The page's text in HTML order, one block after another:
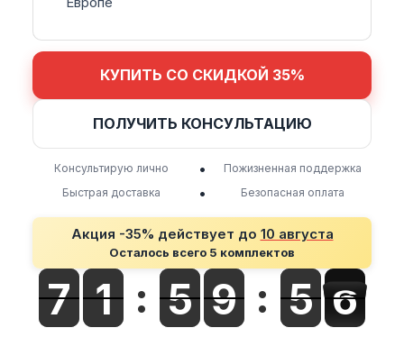
КУПИТЬ СО СКИДКОЙ 35%
ПОЛУЧИТЬ КОНСУЛЬТАЦИЮ
Консультирую лично •
Пожизненная поддержка
Быстрая доставка
• Безопасная оплата
Акция -35% действует до 10 августа
Осталось всего 5 комплектов